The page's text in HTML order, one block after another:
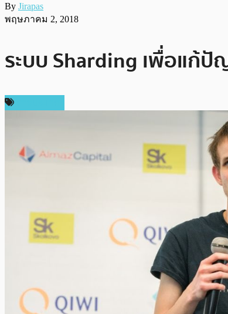
By Jirapas
พฤษภาคม 2, 2018
ระบบ Sharding เพื่อแก้ปั